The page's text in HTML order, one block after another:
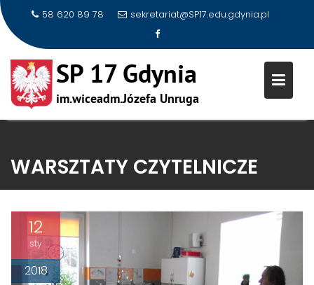
content
58 620 89 78 sekretariat@SP17.edu.gdynia.pl
WARSZTATY CZYTELNICZE
12
sty
2018